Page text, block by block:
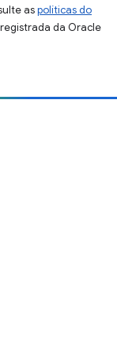
aspolíticas do
da Oracle